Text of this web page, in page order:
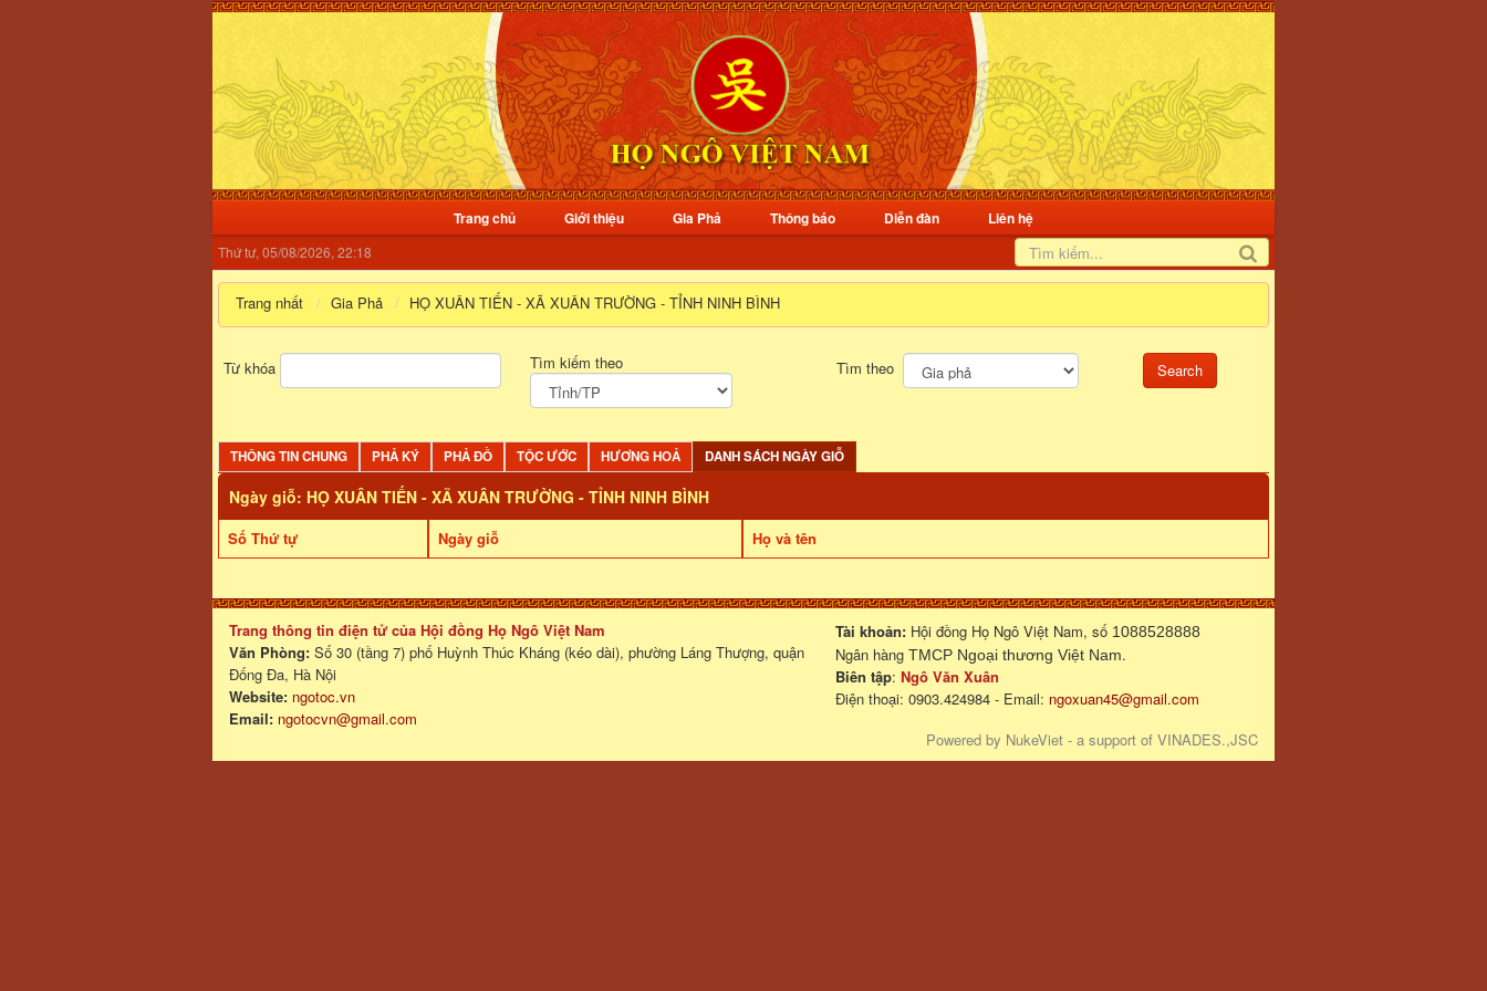
Trang chủ Giới thiệu Gia Phả Thông báo Diễn đàn Liên hệ
Thứ tư, 05/08/2026, 22:18
Trang nhất Gia Phả HỌ XUÂN TIẾN - XÃ XUÂN TRƯỜNG - TỈNH NINH BÌNH
Từ khóa Tìm kiếm theo Tìm theo
THÔNG TIN CHUNG PHẢ KÝ PHẢ ĐỒ TỘC ƯỚC HƯƠNG HOẢ DANH SÁCH NGÀY GIỖ
Ngày giỗ: HỌ XUÂN TIẾN - XÃ XUÂN TRƯỜNG - TỈNH NINH BÌNH
Số Thứ tự Ngày giỗ Họ và tên
Trang thông tin điện tử của Hội đồng Họ Ngô Việt Nam
Văn Phòng: Số 30 (tầng 7) phố Huỳnh Thúc Kháng (kéo dài), phường Láng Thượng, quận
Đống Đa, Hà Nội
Website: ngotoc.vn
Email: ngotocvn@gmail.com
Tài khoản: Hội đồng Họ Ngô Việt Nam, số 1088528888
Ngân hàngTMCP Ngoại thương Việt Nam.
Biên tập:Ngô Văn Xuân
Điện thoại: 0903.424984 - Email: ngoxuan45@gmail.com
Powered by NukeViet - a support of VINADES.,JSC